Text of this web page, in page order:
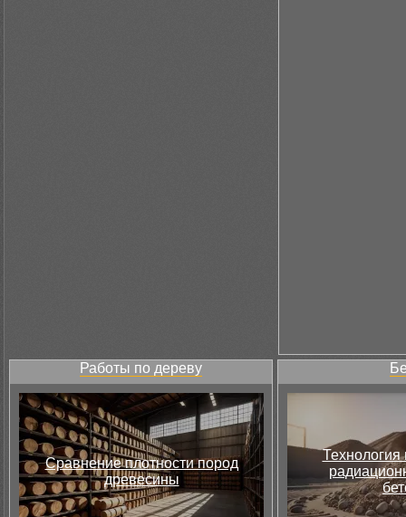
Работы по дереву
Сравнение плотности пород
древесины
Технология